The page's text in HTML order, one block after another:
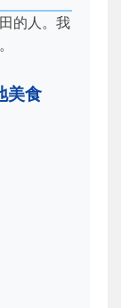
的人。我
美食